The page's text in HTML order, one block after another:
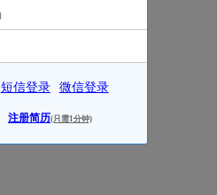
短信登录 微信登录
注册简历(只需1分钟)